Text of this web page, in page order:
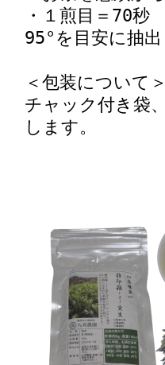
・１煎目＝70
95°を目安に抽
＜包装について
チャック付き袋
します。